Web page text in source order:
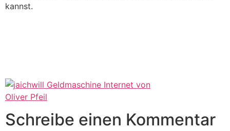
kannst.
Schreibe einen Kommentar